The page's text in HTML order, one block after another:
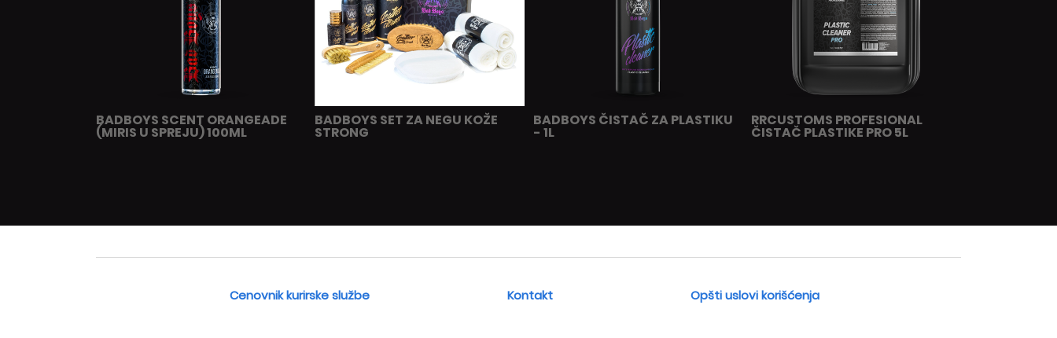
BADBOYS SCENT ORANGEADE
(MIRIS U SPREJU) 100ML
BADBOYS SET ZA NEGU KOŽE
STRONG
BADBOYS ČISTAČ ZA PLASTIKU
- 1L
RRCUSTOMS PROFESIONAL
ČISTAČ PLASTIKE PRO 5L
Cenovnik kurirske službe Kontakt Opšti uslovi korišćenja